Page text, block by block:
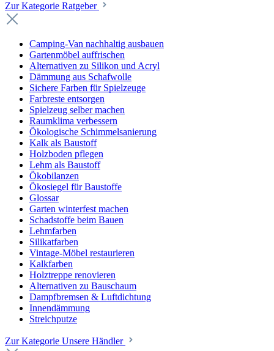
Zur Kategorie Ratgeber
Camping-Van nachhaltig ausbauen
Gartenmöbel auffrischen
Alternativen zu Silikon und Acryl
Dämmung aus Schafwolle
Sichere Farben für Spielzeuge
Farbreste entsorgen
Spielzeug selber machen
Raumklima verbessern
Ökologische Schimmelsanierung
Kalk als Baustoff
Holzboden pflegen
Lehm als Baustoff
Ökobilanzen
Ökosiegel für Baustoffe
Glossar
Garten winterfest machen
Schadstoffe beim Bauen
Lehmfarben
Silikatfarben
Vintage-Möbel restaurieren
Kalkfarben
Holztreppe renovieren
Alternativen zu Bauschaum
Dampfbremsen & Luftdichtung
Innendämmung
Streichputze
Zur Kategorie Unsere Händler